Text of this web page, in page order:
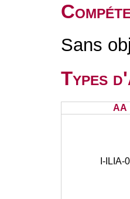
Sans
Types
AA
I-ILIA-